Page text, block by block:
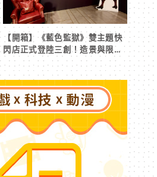
【開箱】《藍色監獄》雙主題快
閃店正式登陸三創！造景與限定
周邊搶先看